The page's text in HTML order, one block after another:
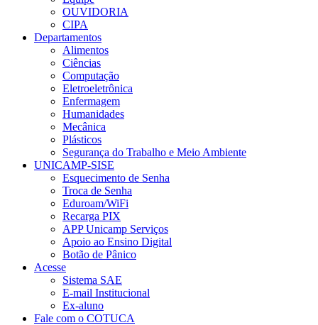
OUVIDORIA
CIPA
Departamentos
Alimentos
Ciências
Computação
Eletroeletrônica
Enfermagem
Humanidades
Mecânica
Plásticos
Segurança do Trabalho e Meio Ambiente
UNICAMP-SISE
Esquecimento de Senha
Troca de Senha
Eduroam/WiFi
Recarga PIX
APP Unicamp Serviços
Apoio ao Ensino Digital
Botão de Pânico
Acesse
Sistema SAE
E-mail Institucional
Ex-aluno
Fale com o COTUCA